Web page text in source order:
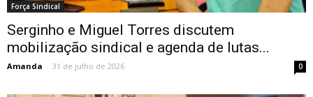
Força Sindical
Serginho e Miguel Torres discutem
mobilização sindical e agenda de lutas...
Amanda - 31 de julho de 2026 0